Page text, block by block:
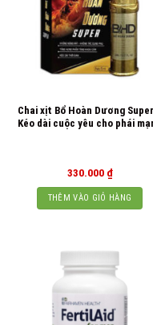
Chai xịt Bổ Hoàn Dương
Kéo dài cuộc yêu cho phái
330.000 ₫
THÊM VÀO GIỎ HÀNG